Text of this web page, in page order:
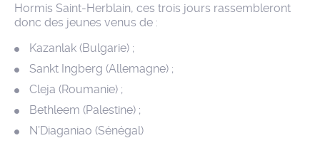
Hormis Saint-Herblain, ces trois jours rassembleront
donc des jeunes venus de :
Kazanlak (Bulgarie) ;
Sankt Ingberg (Allemagne) ;
Cleja (Roumanie) ;
Bethleem (Palestine) ;
N’Diaganiao (Sénégal)